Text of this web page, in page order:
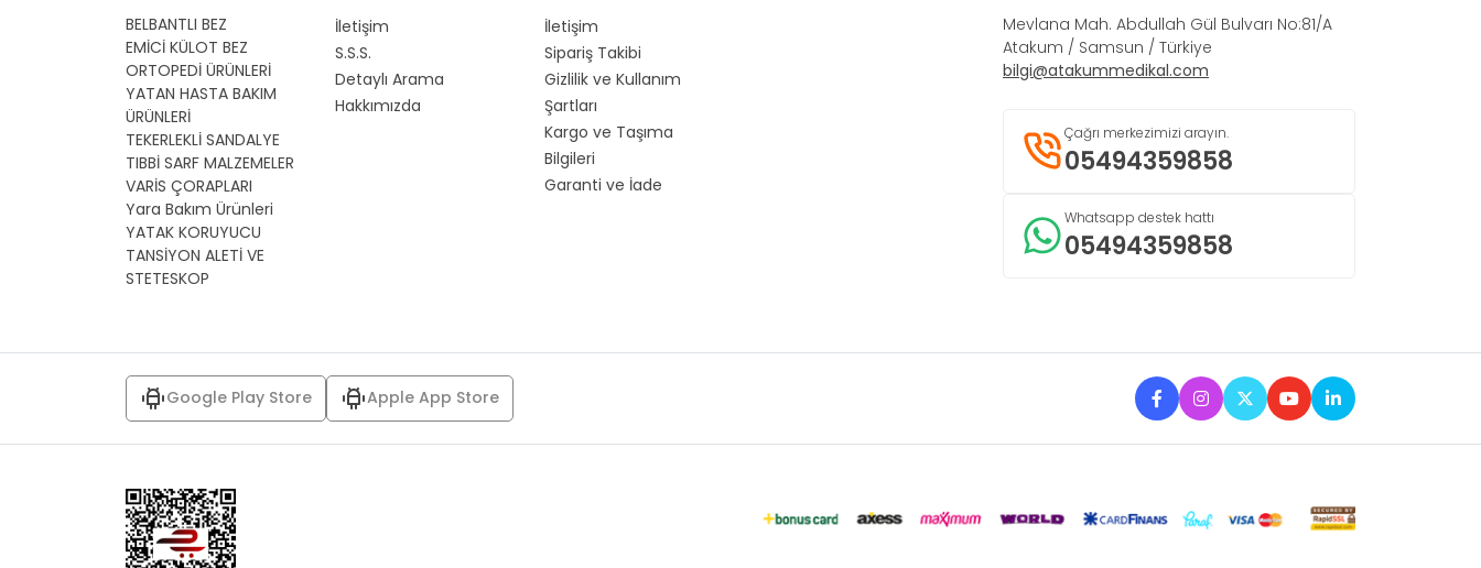
BELBANTLI BEZ
EMİCİ KÜLOT BEZ
ORTOPEDİ ÜRÜNLERİ
YATAN HASTA BAKIM
ÜRÜNLERİ
TEKERLEKLİ SANDALYE
TIBBİ SARF MALZEMELER
VARİS ÇORAPLARI
Yara Bakım Ürünleri
YATAK KORUYUCU
TANSİYON ALETİ VE
STETESKOP
İletişim
S.S.S.
Detaylı Arama
Hakkımızda
İletişim
Sipariş Takibi
Gizlilik ve Kullanım
Şartları
Kargo ve Taşıma
Bilgileri
Garanti ve İade
Mevlana Mah. Abdullah Gül Bulvarı No:81/A
Atakum / Samsun / Türkiye
bilgi@atakummedikal.com
Çağrı merkezimizi arayın.
05494359858
Whatsapp destek hattı
05494359858
Google Play Store Apple App Store